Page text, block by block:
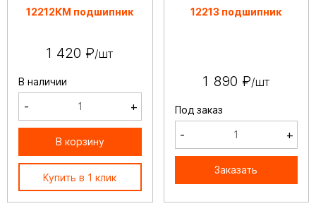
12212КМ подшипник
1 420 ₽/шт
В наличии
- +
В корзину
Купить в 1 клик
12213 подшипник
1 890 ₽/шт
Под заказ
- +
Заказать